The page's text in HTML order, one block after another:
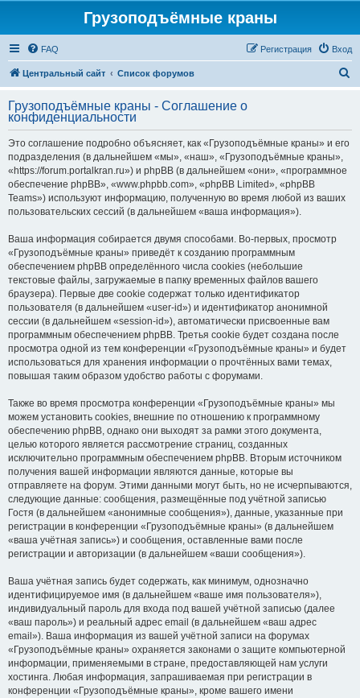
Грузоподъёмные краны
FAQ Вход
Регистрация
Центральный сайт Список форумов
с
Грузоподъёмные краны - Соглашение о
конфиденциальности
Это соглашение подробно объясняет, как «Грузоподъёмные краны» и его
подразделения (в дальнейшем «мы», «наш», «Грузоподъёмные краны»,
«https://forum.portalkran.ru») и phpBB (в дальнейшем «они», «программное
обеспечение phpBB», «www.phpbb.com», «phpBB Limited», «phpBB
Teams») используют информацию, полученную во время любой из ваших
пользовательских сессий (в дальнейшем «ваша информация»).
Ваша информация собирается двумя способами. Во-первых, просмотр
«Грузоподъёмные краны» приведёт к созданию программным
обеспечением phpBB определённого числа cookies (небольшие
текстовые файлы, загружаемые в папку временных файлов вашего
браузера). Первые две cookie содержат только идентификатор
пользователя (в дальнейшем «user-id») и идентификатор анонимной
сессии (в дальнейшем «session-id»), автоматически присвоенные вам
программным обеспечением phpBB. Третья cookie будет создана после
просмотра одной из тем конференции «Грузоподъёмные краны» и будет
использоваться для хранения информации о прочтённых вами темах,
повышая таким образом удобство работы с форумами.
Также во время просмотра конференции «Грузоподъёмные краны» мы
можем установить cookies, внешние по отношению к программному
обеспечению phpBB, однако они выходят за рамки этого документа,
целью которого является рассмотрение страниц, созданных
исключительно программным обеспечением phpBB. Вторым источником
получения вашей информации являются данные, которые вы
отправляете на форум. Этими данными могут быть, но не исчерпываются,
следующие данные: сообщения, размещённые под учётной записью
Гостя (в дальнейшем «анонимные сообщения»), данные, указанные при
регистрации в конференции «Грузоподъёмные краны» (в дальнейшем
«ваша учётная запись») и сообщения, оставленные вами после
регистрации и авторизации (в дальнейшем «ваши сообщения»).
Ваша учётная запись будет содержать, как минимум, однозначно
идентифицируемое имя (в дальнейшем «ваше имя пользователя»),
индивидуальный пароль для входа под вашей учётной записью (далее
«ваш пароль») и реальный адрес email (в дальнейшем «ваш адрес
email»). Ваша информация из вашей учётной записи на форумах
«Грузоподъёмные краны» охраняется законами о защите компьютерной
информации, применяемыми в стране, предоставляющей нам услуги
хостинга. Любая информация, запрашиваемая при регистрации в
конференции «Грузоподъёмные краны», кроме вашего имени